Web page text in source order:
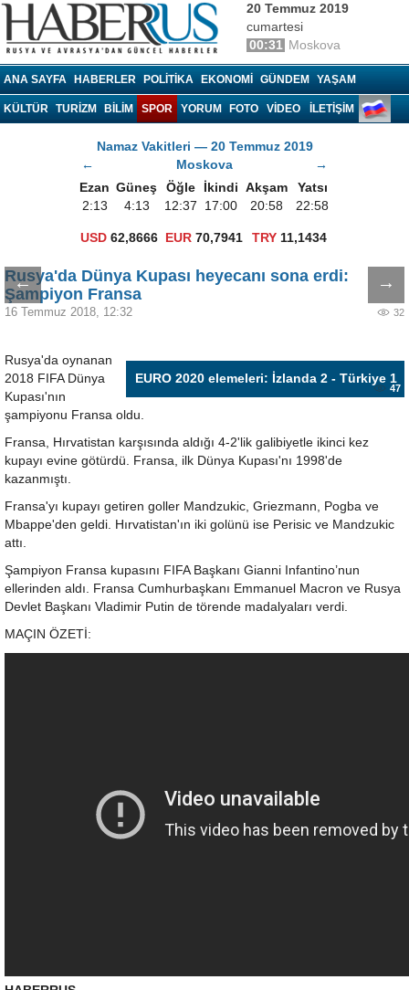
Haberrus.com
20 Temmuz 2019
cumartesi
00:31 Moskova
ANA SAYFA HABERLER POLITIKA EKONOMI GÜNDEM YAŞAM
KÜLTÜR TURIZM BILIM SPOR YORUM FOTO VIDEO İLETİŞİM
Namaz Vakitleri — 20 Temmuz 2019
←
Moskova
→
Ezan Güneş Öğle İkindi Akşam
Yatsı
2:13
4:13 12:37 17:00 20:58 22:58
USD 62,8666 EUR 70,7941 TRY 11,1434
← →
Rusya'da Dünya Kupası heyecanı sona erdi:
Şampiyon Fransa
16 Temmuz 2018, 12:32 32
EURO 2020 elemeleri: İzlanda 2 - Türkiye 1
47
Rusya'da oynanan
2018 FIFA Dünya
Kupası'nın
şampiyonu Fransa oldu.
Fransa, Hırvatistan karşısında aldığı 4-2'lik galibiyetle ikinci kez
kupayı evine götürdü. Fransa, ilk Dünya Kupası'nı 1998'de
kazanmıştı.
Fransa'yı kupayı getiren goller Mandzukic, Griezmann, Pogba ve
Mbappe'den geldi. Hırvatistan'ın iki golünü ise Perisic ve Mandzukic
attı.
Şampiyon Fransa kupasını FIFA Başkanı Gianni Infantino’nun
ellerinden aldı. Fransa Cumhurbaşkanı Emmanuel Macron ve Rusya
Devlet Başkanı Vladimir Putin de törende madalyaları verdi.
MAÇIN ÖZETİ: